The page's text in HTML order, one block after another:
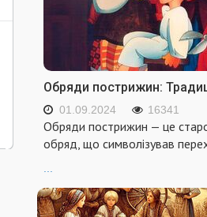
Обряди пострижин:
01.09.2024 16341
Обряди пострижин — це
обряд, що символізував
...